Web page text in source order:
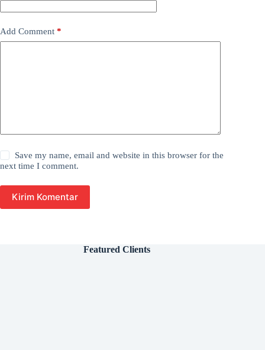
Add Comment *
Save my name, email and website in this browser for the
next time I comment.
Kirim Komentar
Featured Clients